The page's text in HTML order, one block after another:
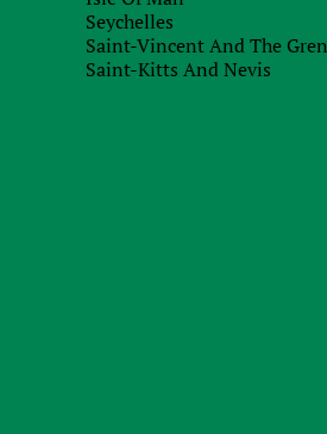
Seychelles
Saint-Vincent And The
Saint-Kitts And Nevis
3. Документы,
деятельности
Налоговая
Документы,
Дополнительно
Также возможно